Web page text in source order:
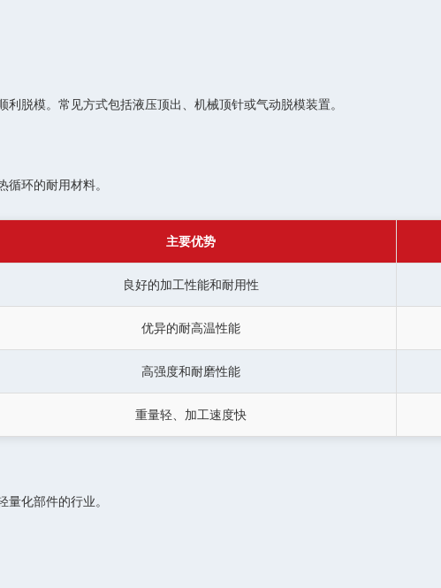
脱模。常见方式包括液压顶出、机械顶针或气动脱模装置。
环的耐用材料。
主要优势
良好的加工性能和耐用性
优异的耐高温性能
高强度和耐磨性能
重量轻、加工速度快
化部件的行业。